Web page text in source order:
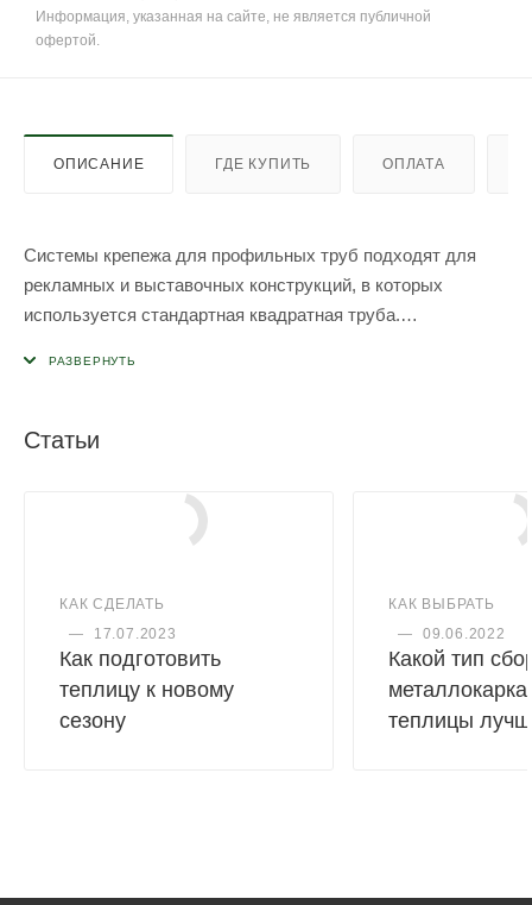
Информация, указанная на сайте, не является публичной
офертой.
ОПИСАНИЕ ГДЕ КУПИТЬ ОПЛАТА
Системы крепежа для профильных труб подходят для
рекламных и выставочных конструкций, в которых
используется стандартная квадратная труба.
число раз
Статьи
КАК СДЕЛАТЬ
—
17.07.2023
Как подготовить
теплицу к новому
сезону
КАК ВЫБРАТЬ
—
09.06.2022
Какой тип
теплицы